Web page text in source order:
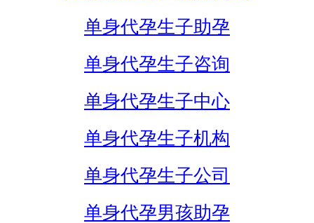
单身代孕生子助孕
单身代孕生子咨询
单身代孕生子中心
单身代孕生子机构
单身代孕生子公司
单身代孕男孩助孕